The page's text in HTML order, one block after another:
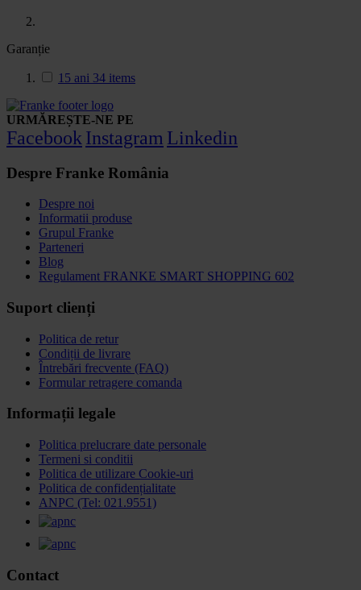
Garanție
15 ani 34 items
URMĂREȘTE-NE PE
Facebook Instagram Linkedin
Despre Franke România
Despre noi
Informatii produse
Grupul Franke
Parteneri
Blog
Regulament FRANKE SMART SHOPPING 602
Suport clienți
Politica de retur
Condiții de livrare
Întrebări frecvente (FAQ)
Formular retragere comanda
Informații legale
Politica prelucrare date personale
Termeni si conditii
Politica de utilizare Cookie-uri
Politica de confidențialitate
ANPC (Tel: 021.9551)
Contact